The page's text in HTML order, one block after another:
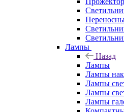
Лампы
Назад
Лампы
Лампы
Лампы
Лампы
Лампы